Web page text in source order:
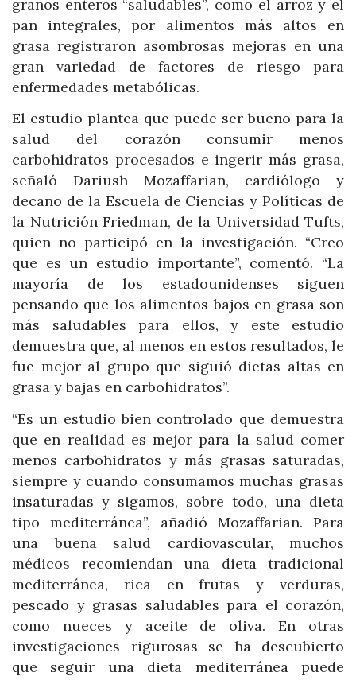
granos enteros “saludables”, como el arroz y el
pan integrales, por alimentos más altos en
grasa registraron asombrosas mejoras en una
gran variedad de factores de riesgo para
enfermedades metabólicas.
El estudio plantea que puede ser bueno para la
salud del corazón consumir menos
carbohidratos procesados e ingerir más grasa,
señaló Dariush Mozaffarian, cardiólogo y
decano de la Escuela de Ciencias y Políticas de
la Nutrición Friedman, de la Universidad Tufts,
quien no participó en la investigación. “Creo
que es un estudio importante”, comentó. “La
mayoría de los estadounidenses siguen
pensando que los alimentos bajos en grasa son
más saludables para ellos, y este estudio
demuestra que, al menos en estos resultados, le
fue mejor al grupo que siguió dietas altas en
grasa y bajas en carbohidratos”.
“Es un estudio bien controlado que demuestra
que en realidad es mejor para la salud comer
menos carbohidratos y más grasas saturadas,
siempre y cuando consumamos muchas grasas
insaturadas y sigamos, sobre todo, una dieta
tipo mediterránea”, añadió Mozaffarian. Para
una buena salud cardiovascular, muchos
médicos recomiendan una dieta tradicional
mediterránea, rica en frutas y verduras,
pescado y grasas saludables para el corazón,
como nueces y aceite de oliva. En otras
investigaciones rigurosas se ha descubierto
que seguir una dieta mediterránea puede